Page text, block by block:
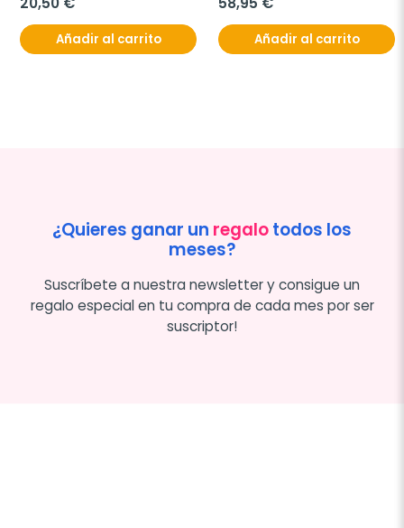
Añadir al carrito Añadir al carrito
¿Quieres ganar un regalotodos los
meses?
Suscríbete a nuestra newsletter y consigue un
regalo especial en tu compra de cada mes por ser
suscriptor!